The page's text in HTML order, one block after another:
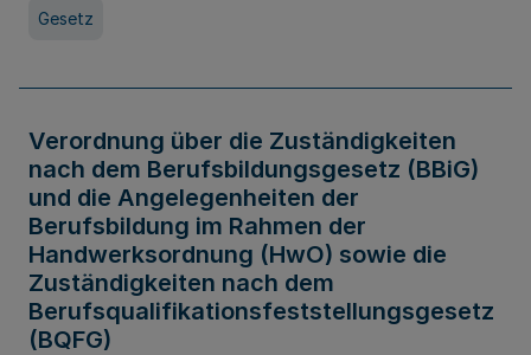
Gesetz
Verordnung über die Zuständigkeiten
nach dem Berufsbildungsgesetz (BBiG)
und die Angelegenheiten der
Berufsbildung im Rahmen der
Handwerksordnung (HwO) sowie die
Zuständigkeiten nach dem
Berufsqualifikationsfeststellungsgesetz
(BQFG)